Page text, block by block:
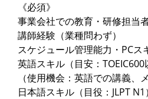
《必須》
事業会社での教育・研修担当
講師経験（業種問わず）
スケジュール管理能力・PCス
英語スキル（目安：TOEIC600
（使用機会：英語での講義、
日本語スキル（目役：JLPT